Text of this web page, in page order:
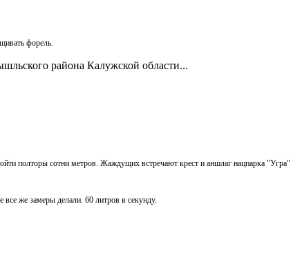
форель.
района Калужской области...
полторы сотни метров. Жаждущих встречают крест и аншлаг нацпарка "Угра"
же замеры делали. 60 литров в секунду.